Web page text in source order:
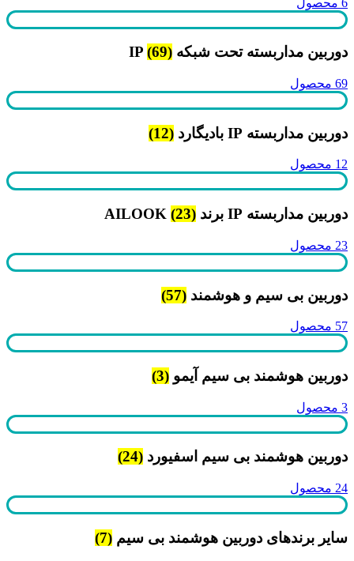
دوربین مداربسته تحت شبکه IP (69)
69 محصول
دوربین مداربسته IP بادیگارد (12)
12 محصول
دوربین مداربسته IP برند AILOOK (23)
23 محصول
دوربین بی سیم و هوشمند (57)
57 محصول
دوربین هوشمند بی سیم آیمو (3)
3 محصول
دوربین هوشمند بی سیم اسفیورد (24)
24 محصول
سایر برندهای دوربین هوشمند بی سیم (7)